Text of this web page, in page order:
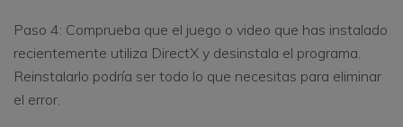
Paso 4: Comprueba que el juego o video que has instalado
recientemente utiliza DirectX y desinstala el programa.
Reinstalarlo podría ser todo lo que necesitas para eliminar
el error.